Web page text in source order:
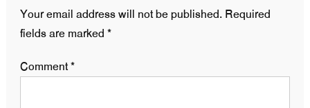
Your email address will not be published. Required
fields are marked *
Comment*